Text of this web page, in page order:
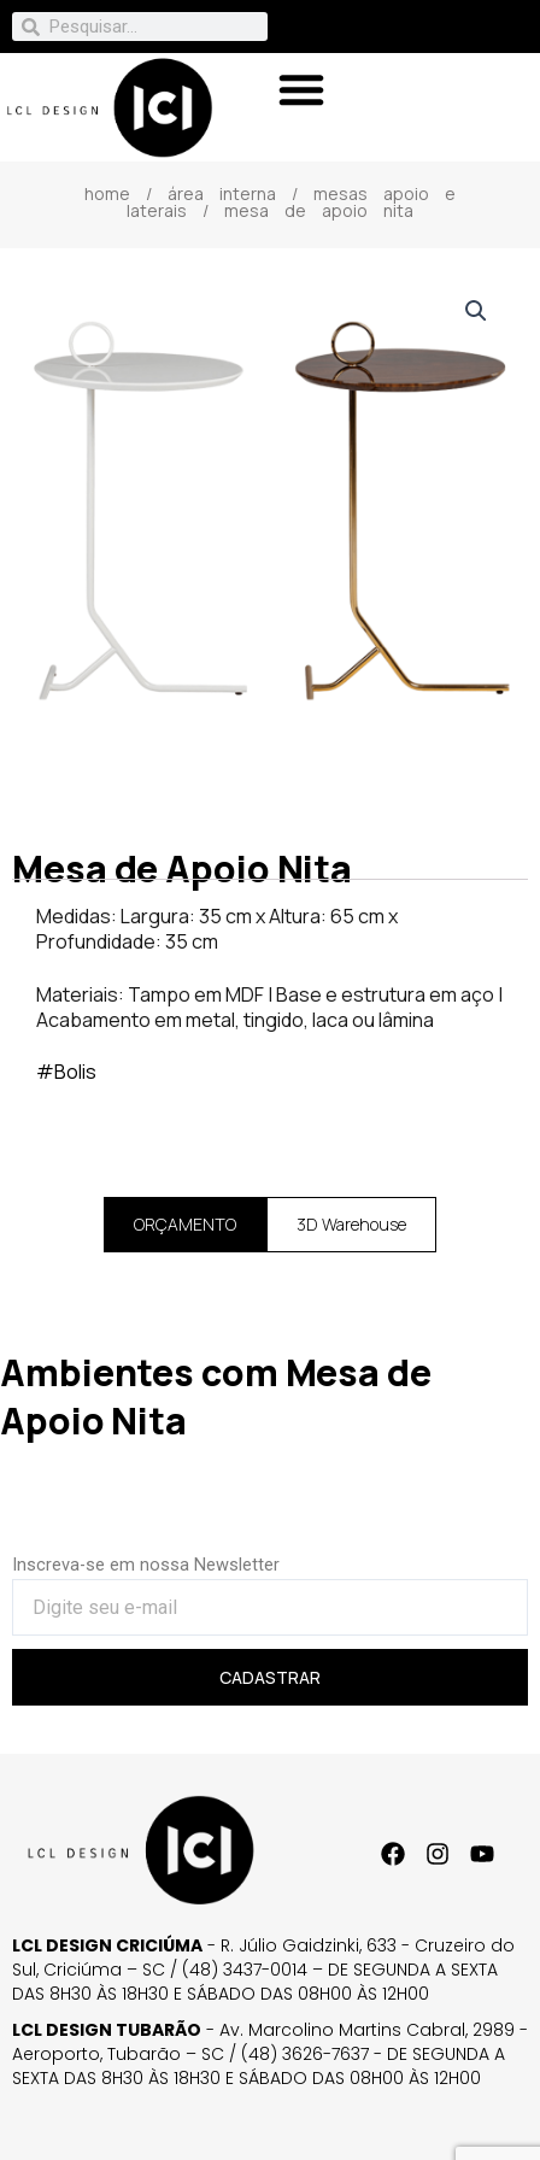
home / área interna / mesas apoio e
laterais / mesa de apoio nita
Mesa de Apoio Nita
Medidas: Largura: 35 cm x Altura: 65 cm x
Profundidade: 35 cm
Materiais: Tampo em MDF | Base e estrutura em aço |
Acabamento em metal, tingido, laca ou lâmina
#Bolis
ORÇAMENTO 3D Warehouse
Ambientes com Mesa de
Apoio Nita
Inscreva-se em nossa Newsletter
CADASTRAR
LCL DESIGN CRICIÚMA - R. Júlio Gaidzinki, 633 - Cruzeiro do
Sul, Criciúma – SC / (48) 3437-0014 – DE SEGUNDA A SEXTA
DAS 8H30 ÀS 18H30 E SÁBADO DAS 08H00 ÀS 12H00
LCL DESIGN TUBARÃO - Av. Marcolino Martins Cabral, 2989 -
Aeroporto, Tubarão – SC / (48) 3626-7637 - DE SEGUNDA A
SEXTA DAS 8H30 ÀS 18H30 E SÁBADO DAS 08H00 ÀS 12H00